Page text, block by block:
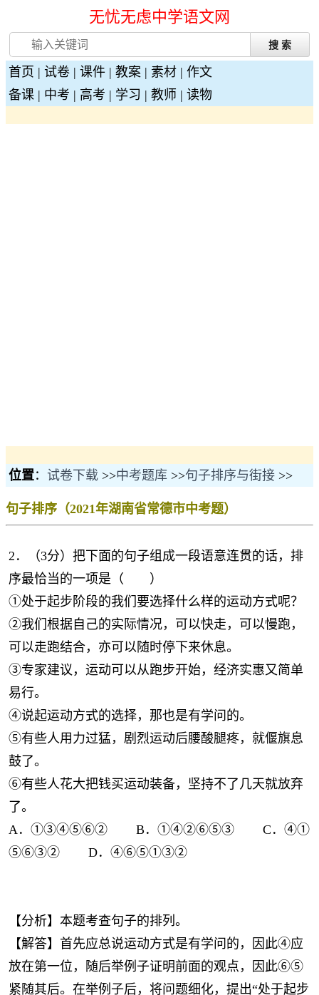
无忧无虑中学语文网
首页 | 试卷 | 课件 | 教案 | 素材 | 作文
备课 | 中考 | 高考 | 学习 | 教师 | 读物
位置： 试卷下载 >>中考题库 >>句子排序与街接 >>
句子排序（2021年湖南省常德市中考题）
2．（3分）把下面的句子组成一段语意连贯的话，排
序最恰当的一项是（ ）
①处于起步阶段的我们要选择什么样的运动方式呢？
②我们根据自己的实际情况，可以快走，可以慢跑，
可以走跑结合，亦可以随时停下来休息。
③专家建议，运动可以从跑步开始，经济实惠又简单
易行。
④说起运动方式的选择，那也是有学问的。
⑤有些人用力过猛，剧烈运动后腰酸腿疼，就偃旗息
鼓了。
⑥有些人花大把钱买运动装备，坚持不了几天就放弃
了。
A．①③④⑤⑥② B．①④②⑥⑤③ C．④①
⑤⑥③② D．④⑥⑤①③②
【分析】本题考查句子的排列。
【解答】首先应总说运动方式是有学问的，因此④应
放在第一位，随后举例子证明前面的观点，因此⑥⑤
紧随其后。在举例子后，将问题细化，提出“处于起步